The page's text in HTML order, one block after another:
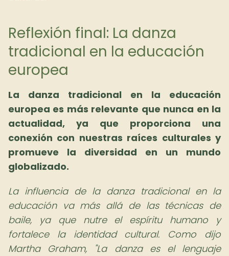
Reflexión final: La danza
tradicional en la educación
europea
La danza tradicional en la educación
europea es más relevante que nunca en la
actualidad, ya que proporciona una
conexión con nuestras raíces culturales y
promueve la diversidad en un mundo
globalizado.
La influencia de la danza tradicional en la
educación va más allá de las técnicas de
baile, ya que nutre el espíritu humano y
fortalece la identidad cultural. Como dijo
Martha Graham, "La danza es el lenguaje